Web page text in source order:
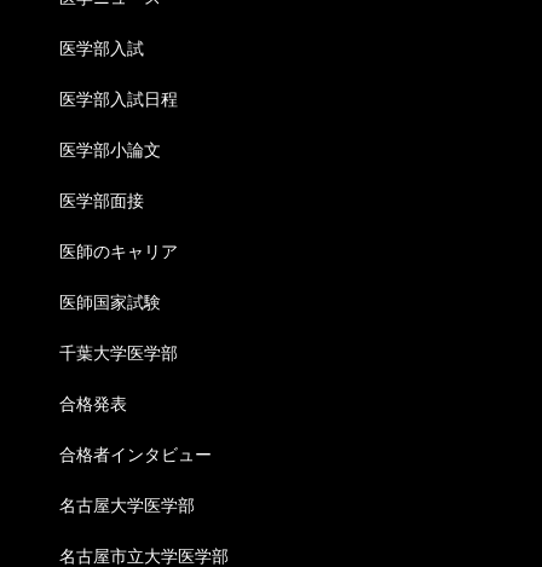
医学部入試
医学部入試日程
医学部小論文
医学部面接
医師のキャリア
医師国家試験
千葉大学医学部
合格発表
合格者インタビュー
名古屋大学医学部
名古屋市立大学医学部